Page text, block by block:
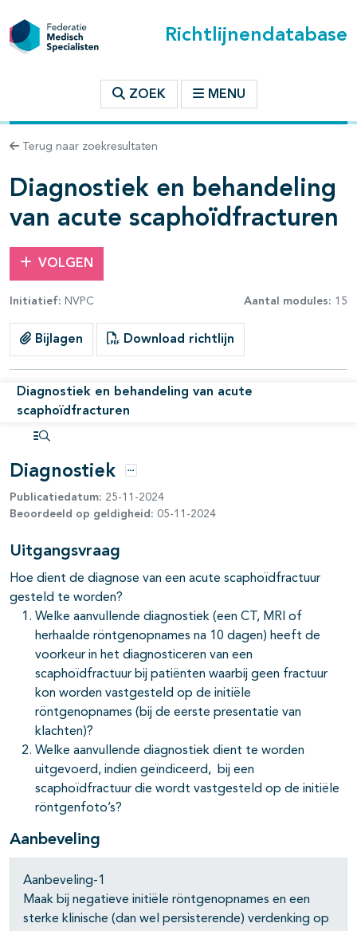
Richtlijnendatabase
ZOEK MENU
Terug naar zoekresultaten
Diagnostiek en behandeling
van acute scaphoïdfracturen
VOLGEN
Initiatief: NVPC Aantal modules: 15
Bijlagen Download richtlijn
Diagnostiek en behandeling van acute
scaphoïdfracturen
openklappen
open- en dichtklappen
open- en dichtklappen
Diagnostiek Opties
Publicatiedatum: 25-11-2024
Beoordeeld op geldigheid: 05-11-2024
Uitgangsvraag
Hoe dient de diagnose van een acute scaphoïdfractuur
gesteld te worden?
Welke aanvullende diagnostiek (een CT, MRI of
herhaalde röntgenopnames na 10 dagen) heeft de
voorkeur in het diagnosticeren van een
scaphoïdfractuur bij patiënten waarbij geen fractuur
kon worden vastgesteld op de initiële
röntgenopnames (bij de eerste presentatie van
klachten)?
Welke aanvullende diagnostiek dient te worden
uitgevoerd, indien geïndiceerd, bij een
scaphoïdfractuur die wordt vastgesteld op de initiële
röntgenfoto’s?
Aanbeveling
Aanbeveling-1
Maak bij negatieve initiële röntgenopnames en een
sterke klinische (dan wel persisterende) verdenking op